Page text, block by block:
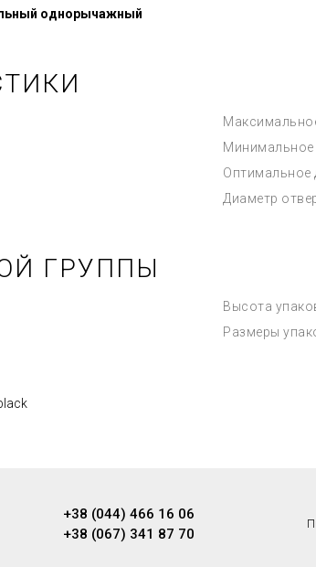
однорычажный
Минимальное
Оптимальное
Диаметр
ГРУППЫ
Высота
Размеры
+38 (044) 466 16 06
+38 (067) 341 87 70